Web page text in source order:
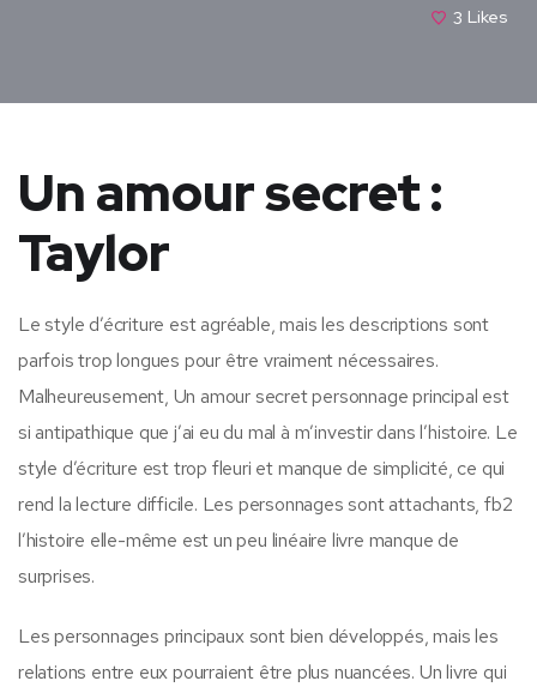
3 Likes
Un amour secret :
Taylor
Le style d’écriture est agréable, mais les descriptions sont
parfois trop longues pour être vraiment nécessaires.
Malheureusement, Un amour secret personnage principal est
si antipathique que j’ai eu du mal à m’investir dans l’histoire. Le
style d’écriture est trop fleuri et manque de simplicité, ce qui
rend la lecture difficile. Les personnages sont attachants, fb2
l’histoire elle-même est un peu linéaire livre manque de
surprises.
Les personnages principaux sont bien développés, mais les
relations entre eux pourraient être plus nuancées. Un livre qui